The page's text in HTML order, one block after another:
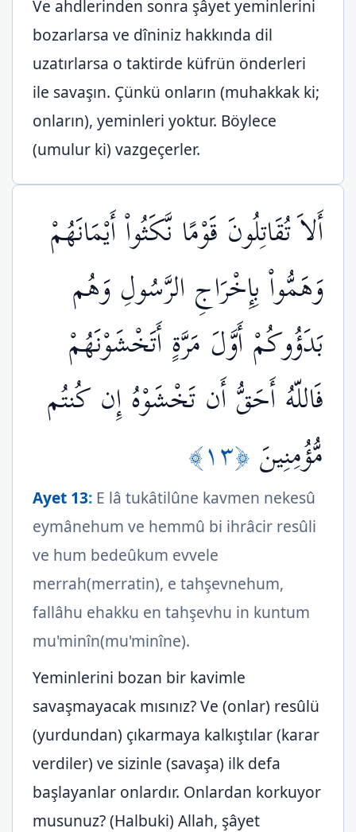
Ve ahdlerinden sonra şâyet yeminlerini
bozarlarsa ve dîniniz hakkında dil
uzatırlarsa o taktirde küfrün önderleri
ile savaşın. Çünkü onların (muhakkak ki;
onların), yeminleri yoktur. Böylece
(umulur ki) vazgeçerler.
أَلاَ تُقَاتِلُونَ قَوْمًا نَّكَثُواْ أَيْمَانَهُمْ
وَهَمُّواْ بِإِخْرَاجِ الرَّسُولِ وَهُم
بَدَؤُوكُمْ أَوَّلَ مَرَّةٍ أَتَخْشَوْنَهُمْ
فَاللّهُ أَحَقُّ أَن تَخْشَوْهُ إِن كُنتُم
مُّؤُمِنِينَ ﴿١٣﴾
Ayet 13: E lâ tukâtilûne kavmen nekesû
eymânehum ve hemmû bi ihrâcir resûli
ve hum bedeûkum evvele
merrah(merratin), e tahşevnehum,
fallâhu ehakku en tahşevhu in kuntum
mu'minîn(mu'minîne).
Yeminlerini bozan bir kavimle
savaşmayacak mısınız? Ve (onlar) resûlü
(yurdundan) çıkarmaya kalkıştılar (karar
verdiler) ve sizinle (savaşa) ilk defa
başlayanlar onlardır. Onlardan korkuyor
musunuz? (Halbuki) Allah, şâyet